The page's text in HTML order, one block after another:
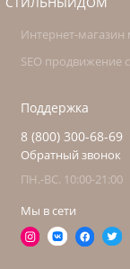
Интернет-
SEO продвижение
Поддержка
8 (800) 300-68-69
Обратный звонок
ПН.-ВС. 10:00-21:00
Мы в сети